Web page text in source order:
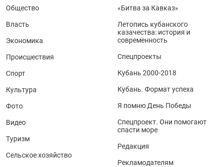
Общество
Власть
Экономика
Происшествия
Спорт
Культура
Фото
Видео
Туризм
Сельское хозяйство
«Битва за Кавказ»
Летопись кубанского
казачества: история и
современность
Спецпроекты
Кубань 2000-2018
Кубань. Формат успеха
Я помню День Победы
Спецпроект. Они помогают
спасти море
Редакция
Рекламодателям